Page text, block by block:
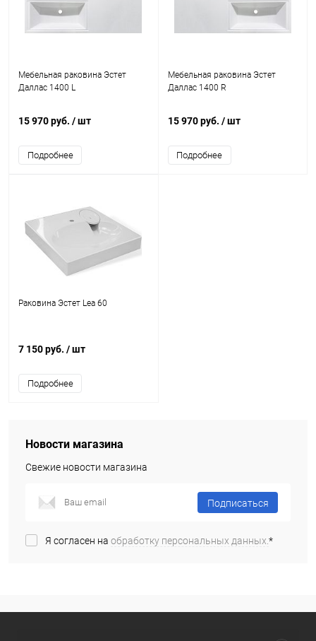
Мебельная раковина Эстет
Даллас 1400 L
15 970 руб. / шт
Подробнее
Мебельная раковина Эстет
Даллас 1400 R
15 970 руб. / шт
Подробнее
Раковина Эстет Lea 60
7 150 руб. / шт
Подробнее
Новости магазина
Свежие новости магазина
Подписаться
Я согласен на обработку персональных данных.*